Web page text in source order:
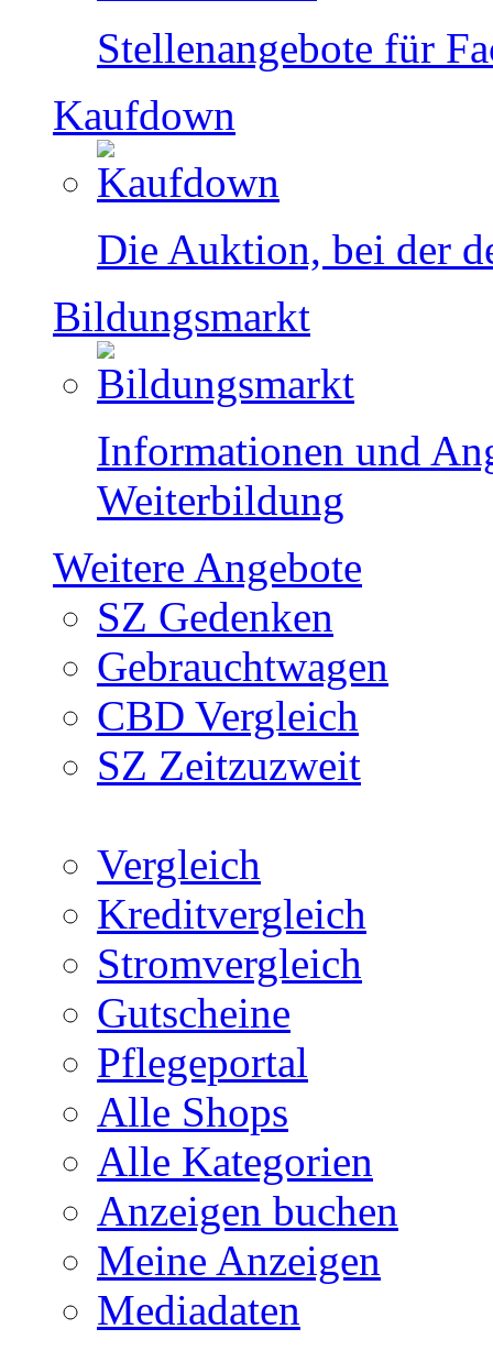
Stellenangebote für
Kaufdown
Die Auktion, bei der
Bildungsmarkt
Informationen und
Weiterbildung
Weitere Angebote
SZ Gedenken
Gebrauchtwagen
CBD Vergleich
SZ Zeitzuzweit
Vergleich
Kreditvergleich
Stromvergleich
Gutscheine
Pflegeportal
Alle Shops
Alle Kategorien
Anzeigen buchen
Meine Anzeigen
Mediadaten